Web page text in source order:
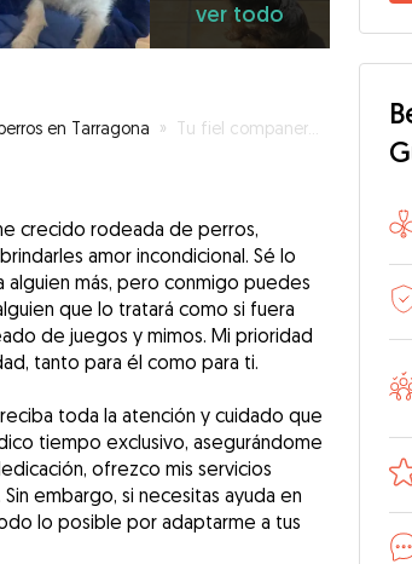
ver todo
en Tarragona » Tu fiel companer@ en las mejores manos: cuidado con amor, dedicación y confianza.
crecido rodeada de perros,
amor incondicional. Sé lo
más, pero conmigo puedes
que lo tratará como si fuera
de juegos y mimos. Mi prioridad
tanto para él como para ti.
toda la atención y cuidado que
tiempo exclusivo, asegurándome
ofrezco mis servicios
embargo, si necesitas ayuda en
lo posible por adaptarme a tus